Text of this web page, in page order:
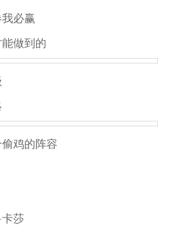
必赢
做到的
鸡的阵容
莎